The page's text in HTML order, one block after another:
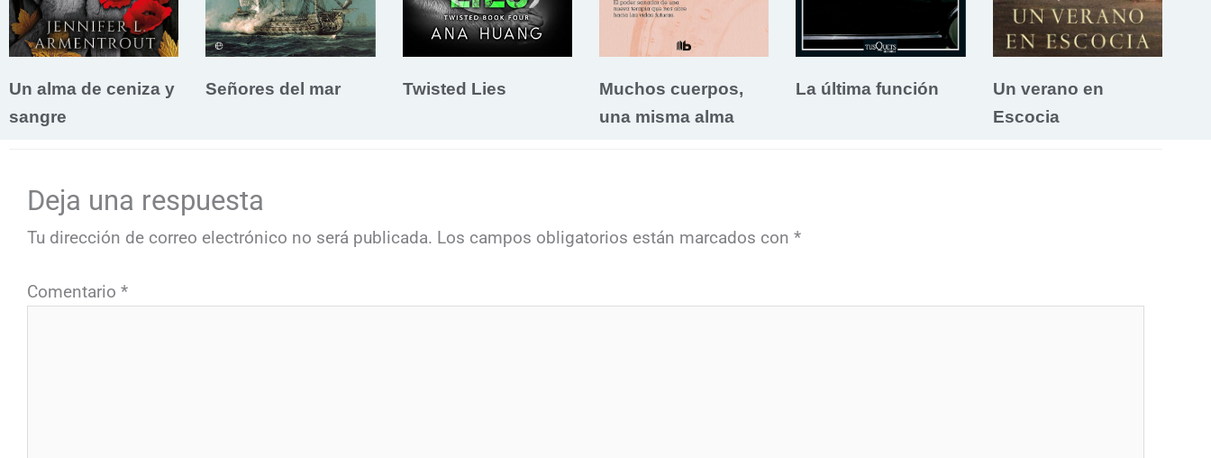
Un alma de ceniza y
sangre
Señores del mar Twisted Lies
Muchos cuerpos,
una misma alma
La última función
Un verano en
Escocia
Deja una respuesta
Tu dirección de correo electrónico no será publicada. Los campos obligatorios están marcados con *
Comentario *